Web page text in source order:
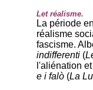
Let réalisme.
La période
réalisme
fascisme.
indifferenti (
l'aliénation
e i falò (La